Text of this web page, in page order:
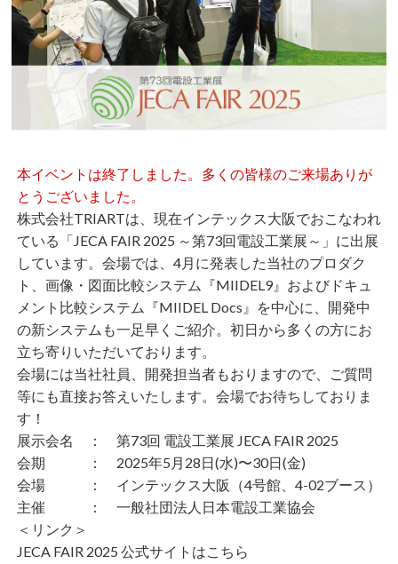
本イベントは終了しました。多くの皆様のご来場ありが
とうございました。
株式会社TRIARTは、現在インテックス大阪でおこなわれ
ている 「JECA FAIR 2025 ～第73回電設工業展～」 に出展
しています。会場では、4月に発表した当社のプロダク
ト、画像・図面比較システム『MIIDEL9』およびドキュ
メント比較システム『MIIDEL Docs』を中心に、開発中
の新システムも一足早くご紹介。初日から多くの方にお
立ち寄りいただいております。
会場には当社社員、開発担当者もおりますので、ご質問
等にも直接お答えいたします。会場でお待ちしておりま
す！
展示会名
： 第73回 電設工業展 JECA FAIR 2025
会期 ： 2025年5月28日(水)〜30日(金)
会場： インテックス大阪（4号館、4-02ブース）
主催 ： 一般社団法人日本電設工業協会
＜リンク＞
JECA FAIR 2025 公式サイトはこちら